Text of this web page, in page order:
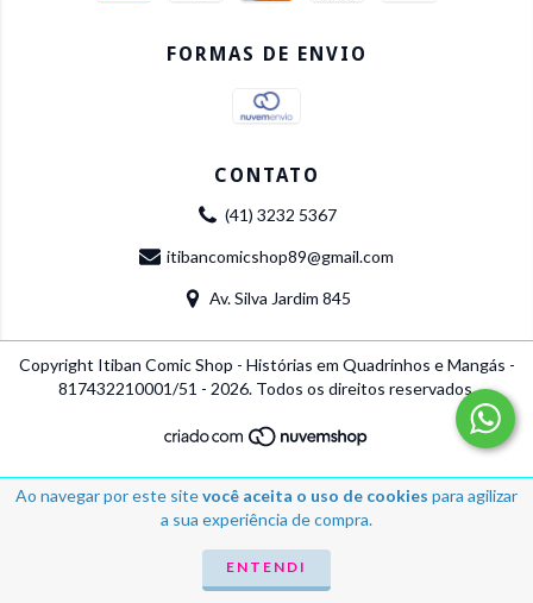
Ao navegar por este sitevocê aceita o uso de cookies para agilizar
a sua experiência de compra.
ENTENDI
FORMAS DE ENVIO
CONTATO
(41) 3232 5367
itibancomicshop89@gmail.com
Av. Silva Jardim 845
Copyright Itiban Comic Shop - Histórias em Quadrinhos e Mangás -
817432210001/51 - 2026. Todos os direitos reservados.